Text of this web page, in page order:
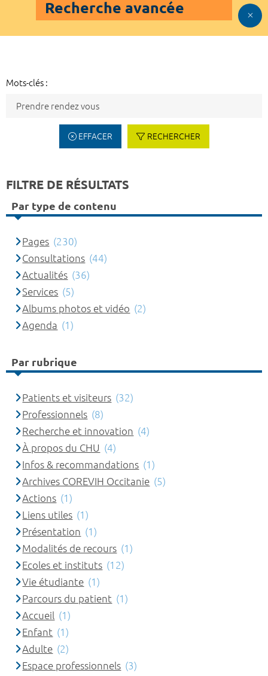
Recherche avancée
Mots-clés :
EFFACER RECHERCHER
FILTRE DE RÉSULTATS
Par type de contenu
Pages (230)
Consultations (44)
Actualités (36)
Services (5)
Albums photos et vidéo (2)
Agenda (1)
Par rubrique
Patients et visiteurs (32)
Professionnels (8)
Recherche et innovation (4)
À propos du CHU (4)
Infos & recommandations (1)
Archives COREVIH Occitanie (5)
Actions (1)
Liens utiles (1)
Présentation (1)
Modalités de recours (1)
Ecoles et instituts (12)
Vie étudiante (1)
Parcours du patient (1)
Accueil (1)
Enfant (1)
Adulte (2)
Espace professionnels (3)